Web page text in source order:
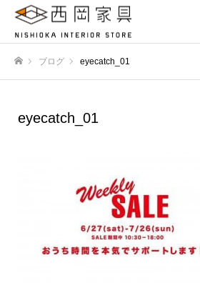
ブログ eyecatch_01
eyecatch_01